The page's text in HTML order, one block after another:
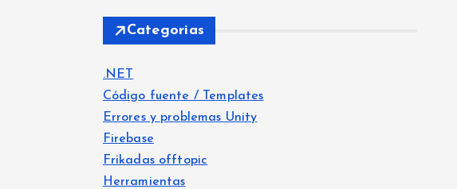
Categorias
.NET
Código fuente / Templates
Errores y problemas Unity
Firebase
Frikadas offtopic
Herramientas